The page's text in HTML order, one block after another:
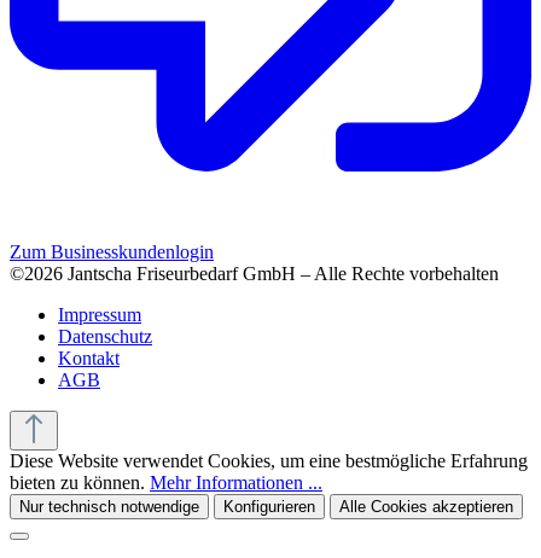
Zum Businesskundenlogin
©2026 Jantscha Friseurbedarf GmbH – Alle Rechte vorbehalten
Impressum
Datenschutz
Kontakt
AGB
Diese Website verwendet Cookies, um eine bestmögliche Erfahrung
bieten zu können. Mehr Informationen ...
Nur technisch notwendige Konfigurieren Alle Cookies akzeptieren